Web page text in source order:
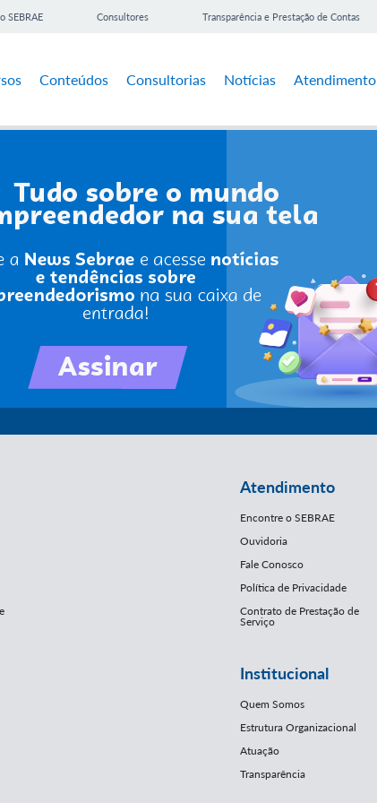
SEBRAE Consultores Transparência e Prestação de Contas
Conteúdos Consultorias Notícias Atendimento
Atendimento
Encontre o SEBRAE
Ouvidoria
Fale Conosco
Política de Privacidade
Contrato de Prestação de
Serviço
Institucional
Quem Somos
Estrutura Organizacional
Atuação
Transparência